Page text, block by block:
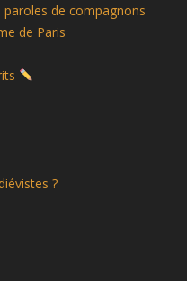
de compagnons
de Paris
?